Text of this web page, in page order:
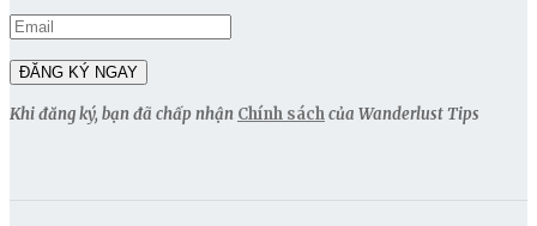
Khi đăng ký, bạn đã chấp nhận Chính sáchcủa Wanderlust Tips